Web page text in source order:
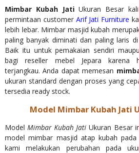
Mimbar Kubah JatiUkuran Besar
permintaan customer Arif Jati Furniture
lebih lebar. Mimbar masjid kubah
paling banyak diminati dan paling laris
Baik itu untuk pemakaian sendiri
bagi reseller mebel Jepara karena
terjangkau. Anda dapat memesan
ukuran standard dengan proses yang
tersedia ready stock.
Model Mimbar Kubah Jati
ModelMimbar Kubah Jati Ukuran Besar
model mimbar masjid atap kubah pada
kami melakukan perubahan pada